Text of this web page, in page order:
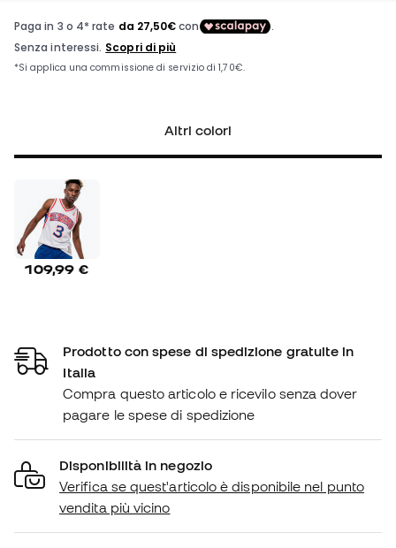
Altri colori
109,99 €
Prodotto con spese di spedizione gratuite in
Italia
Compra questo articolo e ricevilo senza dover
pagare le spese di spedizione
Disponibilità in negozio
Verifica se quest'articolo è disponibile nel punto
vendita più vicino